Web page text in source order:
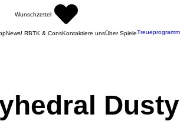
Wunschzettel
News! RBTK & ConsKontaktiere unsÜber SpieleTreueprogramm
Dusty